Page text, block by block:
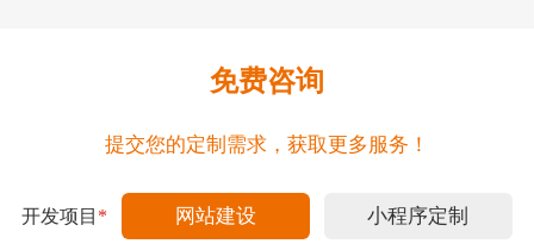
免费咨询
提交您的定制需求，获取更多服务！
开发项目 * 网站建设 小程序定制